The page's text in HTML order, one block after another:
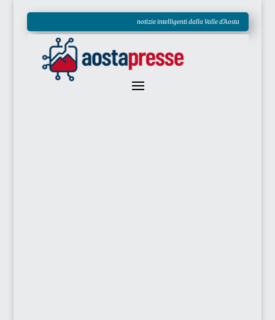
notizie intelligenti dalla Valle d'Aosta